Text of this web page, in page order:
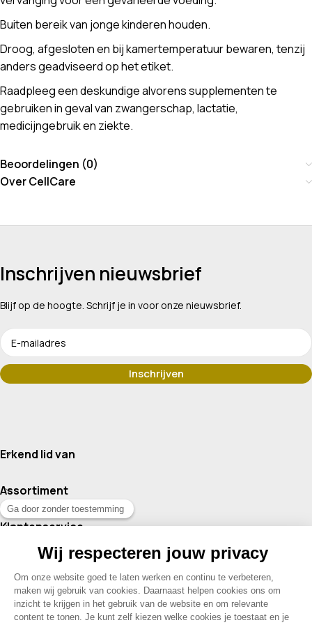
Buiten bereik van jonge kinderen houden.
Droog, afgesloten en bij kamertemperatuur bewaren, tenzij
anders geadviseerd op het etiket.
Raadpleeg een deskundige alvorens supplementen te
gebruiken in geval van zwangerschap, lactatie,
medicijngebruik en ziekte.
Beoordelingen (0)
Over CellCare
Inschrijven nieuwsbrief
Blijf op de hoogte. Schrijf je in voor onze nieuwsbrief.
Erkend lid van
Assortiment
Klantenservice
Contact
© 2026 Drogisterij Het Geheim | Alle rechten voorbehouden |
Webdesign en hosting door Madoo|Sitemap